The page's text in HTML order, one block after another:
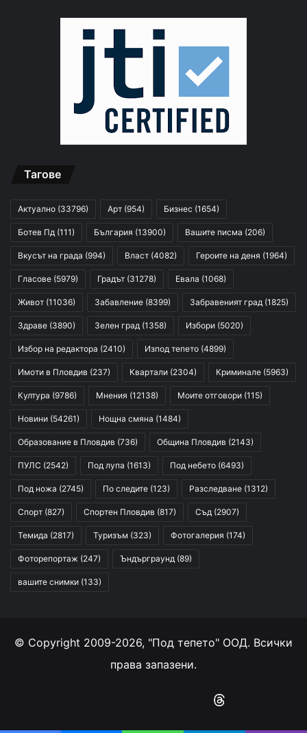
Тагове
Актуално (33796) Арт (954) Бизнес (1654)
Ботев Пд (111) България (13900) Вашите писма (206)
Вкусът на града (994) Власт (4082) Героите на деня (1964)
Гласове (5979) Градът (31278) Евала (1068)
Живот (11036) Забавление (8399) Забравеният град (1825)
Здраве (3890) Зелен град (1358) Избори (5020)
Избор на редактора (2410) Изпод тепето (4899)
Имоти в Пловдив (237) Квартали (2304) Криминале (5963)
Култура (9786) Мнения (12138) Моите отговори (115)
Новини (54261) Нощна смяна (1484)
Образование в Пловдив (736) Община Пловдив (2143)
ПУЛС (2542) Под лупа (1613) Под небето (6493)
Под ножа (2745) По следите (123) Разследване (1312)
Спорт (827) Спортен Пловдив (817) Съд (2907)
Темида (2817) Туризъм (323) Фотогалерия (174)
Фоторепортаж (247) Ъндърграунд (89)
вашите снимки (133)
© Copyright 2009-2026, "Под тепето" ООД. Всички
права запазени.
Instagram
RSS